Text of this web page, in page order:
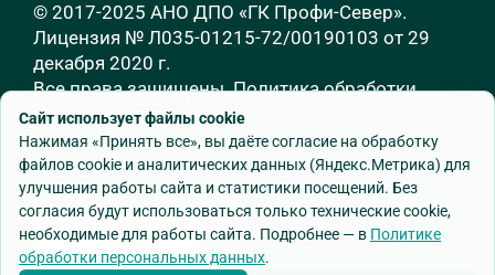
© 2017-2025 АНО ДПО «ГК Профи-Север».
Лицензия № Л035-01215-72/00190103 от 29
декабря 2020 г.
Все права защищены.Политика обработки
персональных данных
Сайт использует файлы cookie
Нажимая «Принять все», вы даёте согласие на обработку
файлов cookie и аналитических данных (Яндекс.Метрика) для
улучшения работы сайта и статистики посещений. Без
согласия будут использоваться только технические cookie,
необходимые для работы сайта. Подробнее — в Политике
обработки персональных данных.